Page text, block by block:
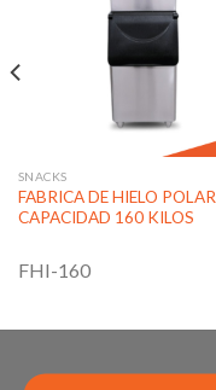
SNACKS
FABRICA DE HIELO POLAR
CAPACIDAD 160 KILOS
FHI-160